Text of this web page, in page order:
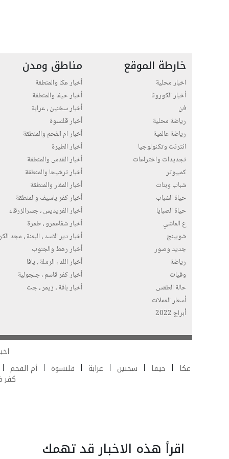
خارطة الموقع
اخبار محلية
أخبار الكورونا
فن
رياضة محلية
رياضة عالمية
انترنت وتكنولوجيا
تجديدات واختراعات
كمبيوتر
شباب وبنات
حياة الشباب
حياة الصبايا
ع الماشي
شوبينج
جديد وصور
رياضة
وفيات
حالة الطقس
أسعار العملات
أبراج 2022
مناطق ومدن
أخبار عكا والمنطقة
أخبار حيفا والمنطقة
أخبار سخنين ، عرابة
أخبار قلنسوة
أخبار ام الفحم والمنطقة
أخبار الطيرة
أخبار القدس والمنطقة
أخبار ترشيحا والمنطقة
أخبار المغار والمنطقة
أخبار كفر ياسيف والمنطقة
أخبار الفريديس ، جسرالزرقاء
أخبار شفاعمرو ، طمرة
أخبار دير الاسد ، البعنة ، مجد
أخبار رهط والجنوب
أخبار اللد ، الرملة ، يافا
أخبار كفر قاسم ، جلجولية
أخبار باقة ، زيمر ، جت
عكا
حيفا سخنين عرابة قلنسوة أم الفحم
كفر
اقرأ هذه الاخبار قد تهمك